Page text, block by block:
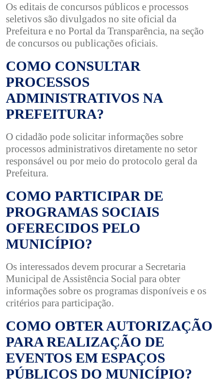
Os editais de concursos públicos e processos
seletivos são divulgados no site oficial da
Prefeitura e no Portal da Transparência, na seção
de concursos ou publicações oficiais.
COMO CONSULTAR
PROCESSOS
ADMINISTRATIVOS NA
PREFEITURA?
O cidadão pode solicitar informações sobre
processos administrativos diretamente no setor
responsável ou por meio do protocolo geral da
Prefeitura.
COMO PARTICIPAR DE
PROGRAMAS SOCIAIS
OFERECIDOS PELO
MUNICÍPIO?
Os interessados devem procurar a Secretaria
Municipal de Assistência Social para obter
informações sobre os programas disponíveis e os
critérios para participação.
COMO OBTER AUTORIZAÇÃO
PARA REALIZAÇÃO DE
EVENTOS EM ESPAÇOS
PÚBLICOS DO MUNICÍPIO?